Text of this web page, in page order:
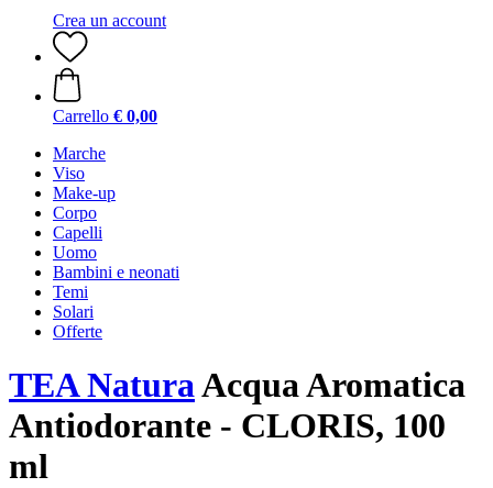
Crea un account
Carrello € 0,00
Marche
Viso
Make-up
Corpo
Capelli
Uomo
Bambini e neonati
Temi
Solari
Offerte
TEA NaturaAcqua Aromatica
Antiodorante - CLORIS, 100
ml